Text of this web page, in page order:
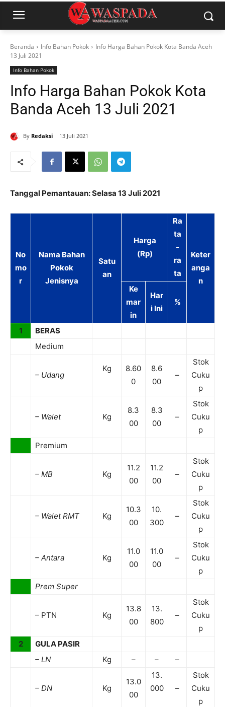
Beranda Info Bahan Pokok
Info Harga Bahan Pokok Kota Banda Aceh
13 Juli 2021
Info Bahan Pokok
Info Harga Bahan Pokok Kota
Banda Aceh 13 Juli 2021
By Redaksi 13 Juli 2021
Tanggal Pemantauan: Selasa 13 Juli 2021
No
mo
r
Nama Bahan
Pokok
Jenisnya
Satu
an
Harga
(Rp)
Ra
ta
-
ra
ta
Keter
anga
n
Ke
mar
in
Har
i Ini
%
1
BERAS
Medium
– Udang
Kg
8.60
0
8.6
00
–
Stok
Cuku
p
– Walet Kg
8.3
00
8.3
00
–
Stok
Cuku
p
Premium
– MB Kg
11.2
00
11.2
00
–
Stok
Cuku
p
– Walet RMT Kg
10.3
00
10.
300
–
Stok
Cuku
p
– Antara Kg
11.0
00
11.0
00
–
Stok
Cuku
p
Prem Super
– PTN Kg
13.8
00
13.
800
–
Stok
Cuku
p
2
GULA PASIR
– LN
Kg – – –
– DN Kg
13.0
00
13.
000
–
Stok
Cuku
p